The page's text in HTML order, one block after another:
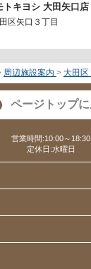
トキヨシ 大田矢口店
区矢口３丁目
周辺施設案内 > 大田区
ページトップ
営業時間:10:00～18:30
定休日:水曜日